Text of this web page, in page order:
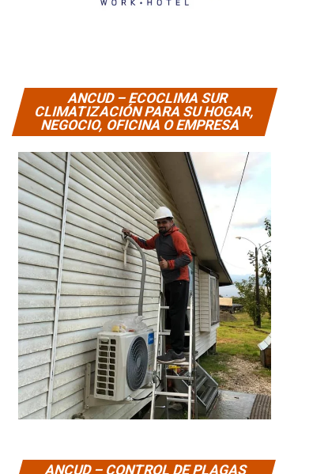
ANCUD – ECOCLIMA SUR
CLIMATIZACIÓN PARA SU HOGAR,
NEGOCIO, OFICINA O EMPRESA
ANCUD – CONTROL DE PLAGAS